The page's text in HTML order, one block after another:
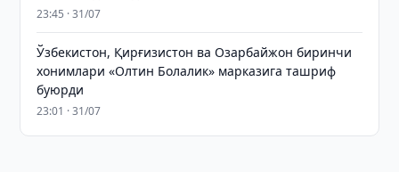
23:45 · 31/07
Ўзбекистон, Қирғизистон ва Озарбайжон биринчи
хонимлари «Олтин Болалик» марказига ташриф
буюрди
23:01 · 31/07